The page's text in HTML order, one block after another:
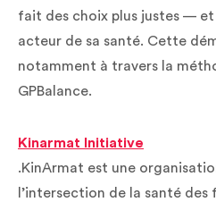
fait des choix plus justes — et
acteur de sa santé. Cette
notamment à travers la
GPBalance.
Kinarmat Initiative
.KinArmat est une
l’intersection de la santé des